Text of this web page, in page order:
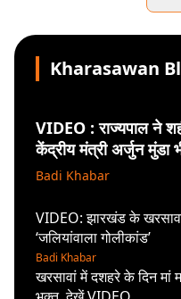
Kharasawan
VIDEO : राज्यपाल ने
केंद्रीय मंत्री अर्जुन मुंडा
Badi Khabar
VIDEO: झारखंड के
‘जलियांवाला गोलीकांड’
Badi Khabar
खरसावां में दशहरे के दिन मां